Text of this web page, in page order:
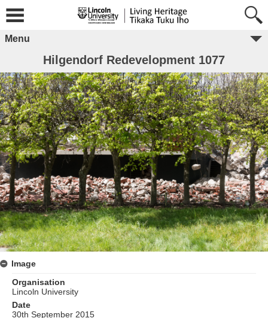
Menu
Hilgendorf Redevelopment 1077
Image
Organisation
Lincoln University
Date
30th September 2015